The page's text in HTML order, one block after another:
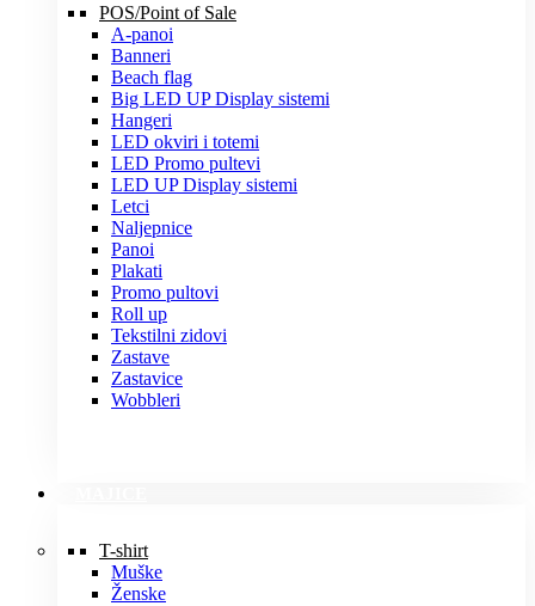
POS/Point of Sale
A-panoi
Banneri
Beach flag
Big LED UP Display sistemi
Hangeri
LED okviri i totemi
LED Promo pultevi
LED UP Display sistemi
Letci
Naljepnice
Panoi
Plakati
Promo pultovi
Roll up
Tekstilni zidovi
Zastave
Zastavice
Wobbleri
T-shirt
Muške
Ženske